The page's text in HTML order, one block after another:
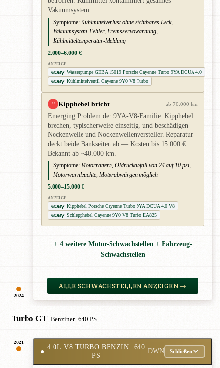
2024
Vakuumsystem.
Symptome: Kühlmittelverlust ohne sichtbares Leck,
Vakuumsystem-Fehler, Bremsservowarnung,
Kühlmitteltemperatur-Meldung
2.000–6.000 €
ANZEIGE
Wasserpumpe GEBA 15019 Porsche Cayenne Turbo 9YA DCUA 4.0
Kühlmittelventil Cayenne 9Y0 V8 Turbo
!! Kipphebel bricht ab 70.000 km
Emerging Problem der 9YA-V8-Familie: Kipphebel
brechen, typischerweise einseitig, und beschädigen
Nockenwelle und Nockenwellenversteller. Reparatur
deckt beide Bankseiten ab — Kosten bis 15.000 €.
Bekannt ab ~40.000 km.
Symptome: Motorrattern, Öldruckabfall von 24 auf 10 psi,
Motorwarnleuchte, Motorabwürgen möglich
5.000–15.000 €
ANZEIGE
Kipphebel Porsche Cayenne Turbo 9YA DCUA 4.0 V8
Schlepphebel Cayenne 9Y0 V8 Turbo EA825
+ 4 weitere Motor-Schwachstellen + Fahrzeug-
Schwachstellen
ALLE SCHWACHSTELLEN ANZEIGEN →
Turbo GT· Benziner· 640 PS
2021
●
4.0L V8 TURBO BENZIN· 640
PS
DWN Schließen